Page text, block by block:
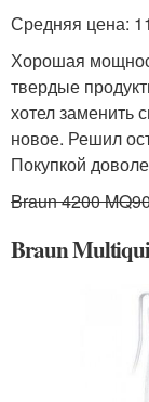
Средняя цена:
Хорошая
твердые
хотел заменить
новое. Решил
Покупкой
Braun 4200
Braun